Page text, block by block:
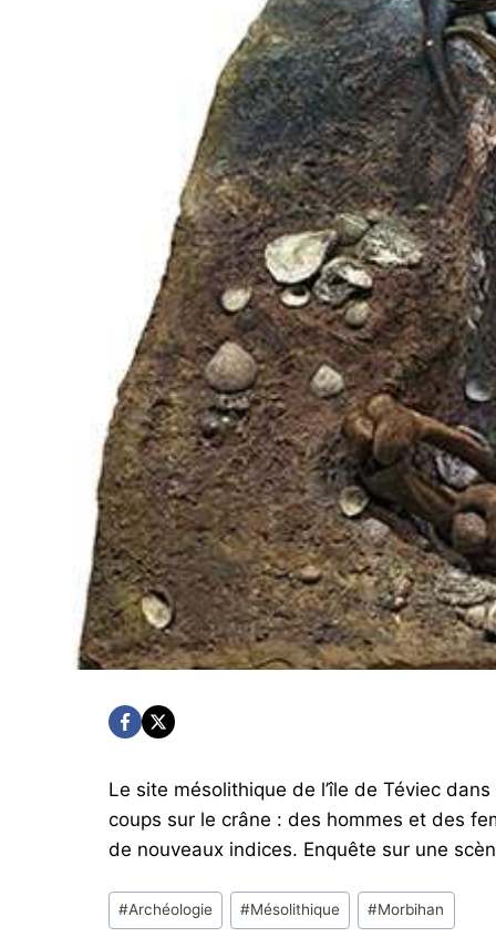
Le site mésolithique de l’île de Téviec
coups sur le crâne : des hommes et des
de nouveaux indices. Enquête sur une
Post
Tags:
#Archéologie #Mésolithique #Morbihan